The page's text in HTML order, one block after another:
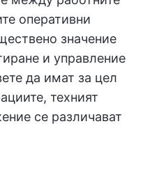
оперативни
значение
и управление
да имат за цел
техният
се различават